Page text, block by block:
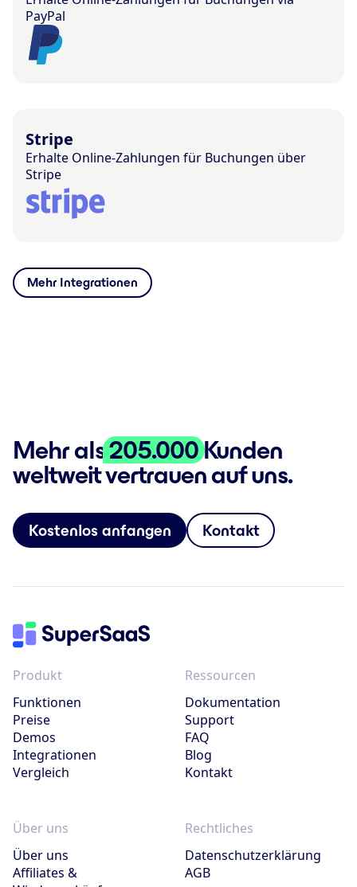
PayPal
Stripe
Erhalte Online-Zahlungen für Buchungen über
Stripe
Mehr Integrationen
Mehr als205.000Kunden
weltweit vertrauen auf uns.
Kostenlos anfangen Kontakt
Produkt
Funktionen
Preise
Demos
Integrationen
Vergleich
Ressourcen
Dokumentation
Support
FAQ
Blog
Kontakt
Über uns
Über uns
Affiliates &
Rechtliches
Datenschutzerklärung
AGB